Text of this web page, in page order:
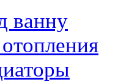
ванну